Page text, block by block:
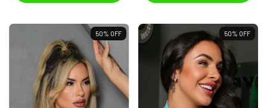
50% OFF 50% OFF